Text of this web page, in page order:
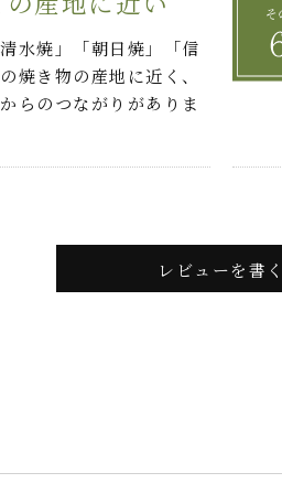
水焼」「朝日焼」「信
焼き物の産地に近く、
らのつながりがありま
レビューを書く